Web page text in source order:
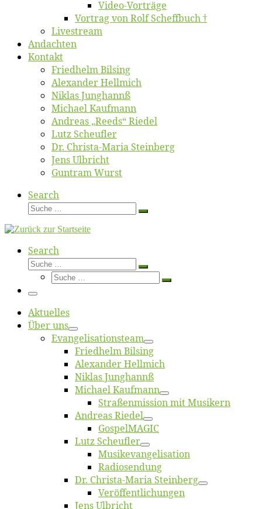
Vi­deo-Vor­trä­ge
Vor­trag von Rolf Scheffbuch †
Live­stream
An­dach­ten
Kon­takt
Fried­helm Bilsing
Alex­an­der Hellmich
Ni­klas Junghannß
Mi­cha­el Kaufmann
An­dre­as „Reeds“ Riedel
Lutz Scheuf­ler
Dr. Chris­­ta-Ma­ria Steinberg
Jens Ulb­richt
Gun­tram Wurst
Search
Suche
Suche
Search
Suche
Suche
Suche
Suche
Menü
Ak­tu­el­les
Über uns
Evangelisa­tions­team
Fried­helm Bilsing
Alex­an­der Hellmich
Ni­klas Junghannß
Mi­cha­el Kaufmann
Straßenmis­sion mit Musikern
An­dre­as Riedel
Gos­pel­MA­GIC
Lutz Scheuf­ler
Musikevan­ge­li­sa­tion
Ra­dio­sen­dung
Dr. Chris­­ta-Ma­ria Steinberg
Ver­öf­fent­li­chun­gen
Jens Ulb­richt